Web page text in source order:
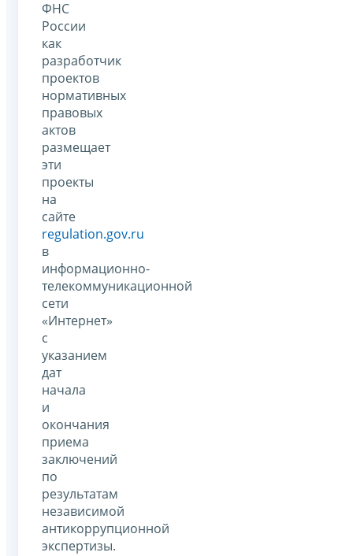
ФНС
России
как
разработчик
проектов
нормативных
правовых
актов
размещает
эти
проекты
на
сайте
regulation.gov.ru
в
информационно-
телекоммуникационной
сети
«Интернет»
с
указанием
дат
начала
и
окончания
приема
заключений
по
результатам
независимой
антикоррупционной
экспертизы.